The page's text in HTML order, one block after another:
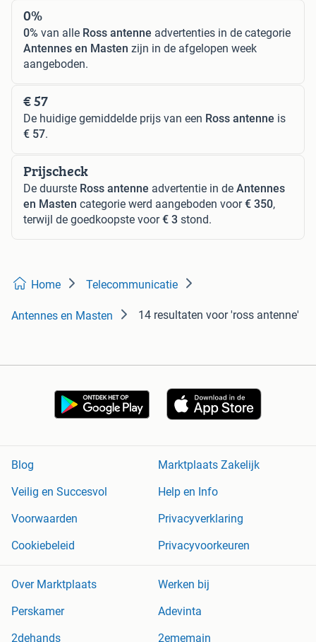
0%
0% van alle Ross antenne advertenties in de categorie
Antennes en Masten zijn in de afgelopen week
aangeboden.
€ 57
De huidige gemiddelde prijs van een Ross antenne is
€ 57.
Prijscheck
De duurste Ross antenne advertentie in de Antennes
en Masten categorie werd aangeboden voor€ 350,
terwijl de goedkoopste voor€ 3 stond.
Home Telecommunicatie
Antennes en Masten 14 resultaten voor 'ross antenne'
Blog
Marktplaats Zakelijk
Veilig en Succesvol
Help en Info
Voorwaarden
Privacyverklaring
Cookiebeleid
Privacyvoorkeuren
Over Marktplaats
Werken bij
Perskamer
Adevinta
2dehands
2ememain